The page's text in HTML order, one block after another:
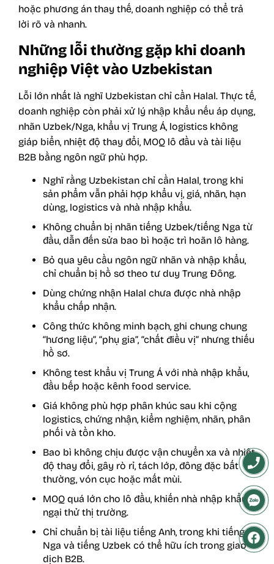
hoặc phương án thay thế, doanh nghiệp có thể trả
lời rõ và nhanh.
Những lỗi thường gặp khi doanh
nghiệp Việt vào Uzbekistan
Lỗi lớn nhất là nghĩ Uzbekistan chỉ cần Halal. Thực tế,
doanh nghiệp còn phải xử lý nhập khẩu nếu áp dụng,
nhãn Uzbek/Nga, khẩu vị Trung Á, logistics không
giáp biển, nhiệt độ thay đổi, MOQ lô đầu và tài liệu
B2B bằng ngôn ngữ phù hợp.
Nghĩ rằng Uzbekistan chỉ cần Halal, trong khi
sản phẩm vẫn phải hợp khẩu vị, giá, nhãn, hạn
dùng, logistics và nhà nhập khẩu.
Không chuẩn bị nhãn tiếng Uzbek/tiếng Nga từ
đầu, dẫn đến sửa bao bì hoặc trì hoãn lô hàng.
Bỏ qua yêu cầu ngôn ngữ nhãn và nhập khẩu,
chỉ chuẩn bị hồ sơ theo tư duy Trung Đông.
Dùng chứng nhận Halal chưa được nhà nhập
khẩu chấp nhận.
Công thức không minh bạch, ghi chung chung
“hương liệu”, “phụ gia”, “chất điều vị” nhưng thiếu
hồ sơ.
Không test khẩu vị Trung Á với nhà nhập khẩu,
đầu bếp hoặc kênh food service.
Giá không phù hợp phân khúc sau khi cộng
logistics, chứng nhận, kiểm nghiệm, nhãn, phân
phối và tồn kho.
Bao bì không chịu được vận chuyển xa và nhiệt
độ thay đổi, gây rò rỉ, tách lớp, đông đặc bất
thường, vón cục hoặc mất mùi.
MOQ quá lớn cho lô đầu, khiến nhà nhập khẩu
ngại thử thị trường.
Chỉ chuẩn bị tài liệu tiếng Anh, trong khi tiếng
Nga và tiếng Uzbek có thể hữu ích trong giao
dịch B2B.